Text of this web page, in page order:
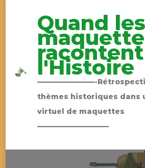
Quand les
racontent
l'Histoire
————————-
thèmes historiques dans
virtuel de maquettes
——————————